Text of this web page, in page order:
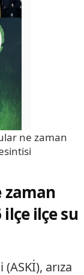
ne zaman
zaman
ilçe ilçe su
arıza